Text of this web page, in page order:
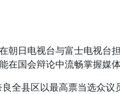
日电视台与富士电视台
国会辩论中流畅掌握媒体
县区以最高票当选众议